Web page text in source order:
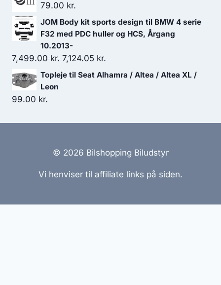
1,699.00 kr..1,507.00 kr..
79.00 kr.
JOM Body kit sports design til BMW 4 serie
F32 med PDC huller og HCS, Årgang
10.2013-
7,499.00kr. Den
oprindelige
7,124.05 kr.
aktuelle
Topleje til Seat Alhamra / Altea / Altea XL /
Leon
99.00 kr.
© 2026 Bilshopping Biludstyr
Vi henviser til affiliate links på siden.